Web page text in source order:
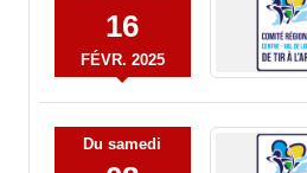
16
FÉVR. 2025
Dusamedi